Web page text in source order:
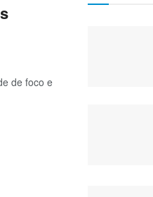
de foco e